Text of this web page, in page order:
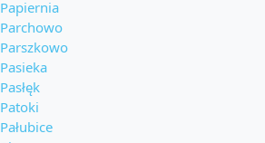
Papiernia
Parchowo
Parszkowo
Pasieka
Pasłęk
Patoki
Pałubice